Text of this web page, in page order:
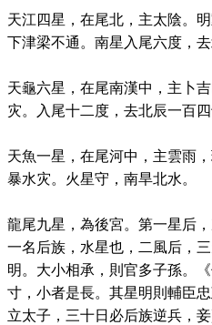
天江四星，在尾北，主太陰。
下津梁不通。南星入尾六度，去
天龜六星，在尾南漢中，主卜
灾。入尾十二度，去北辰一百四
天魚一星，在尾河中，主雲雨
暴水灾。火星守，南旱北水。
龍尾九星，為後宮。第一星后
一名后族，水星也，二風后，
明。大小相承，則官多子孫。
寸，小者是長。其星明則輔臣
立太子，三十日必后族逆兵，